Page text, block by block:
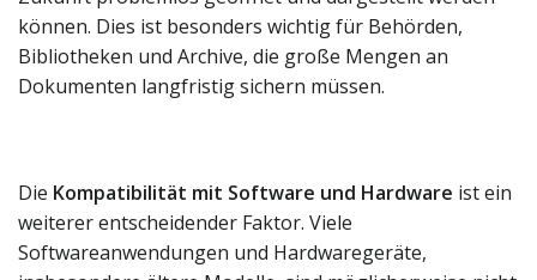
können. Dies ist besonders wichtig für Behörden,
Bibliotheken und Archive, die große Mengen an
Dokumenten langfristig sichern müssen.
Die Kompatibilität mit Software und Hardware ist ein
weiterer entscheidender Faktor. Viele
Softwareanwendungen und Hardwaregeräte,